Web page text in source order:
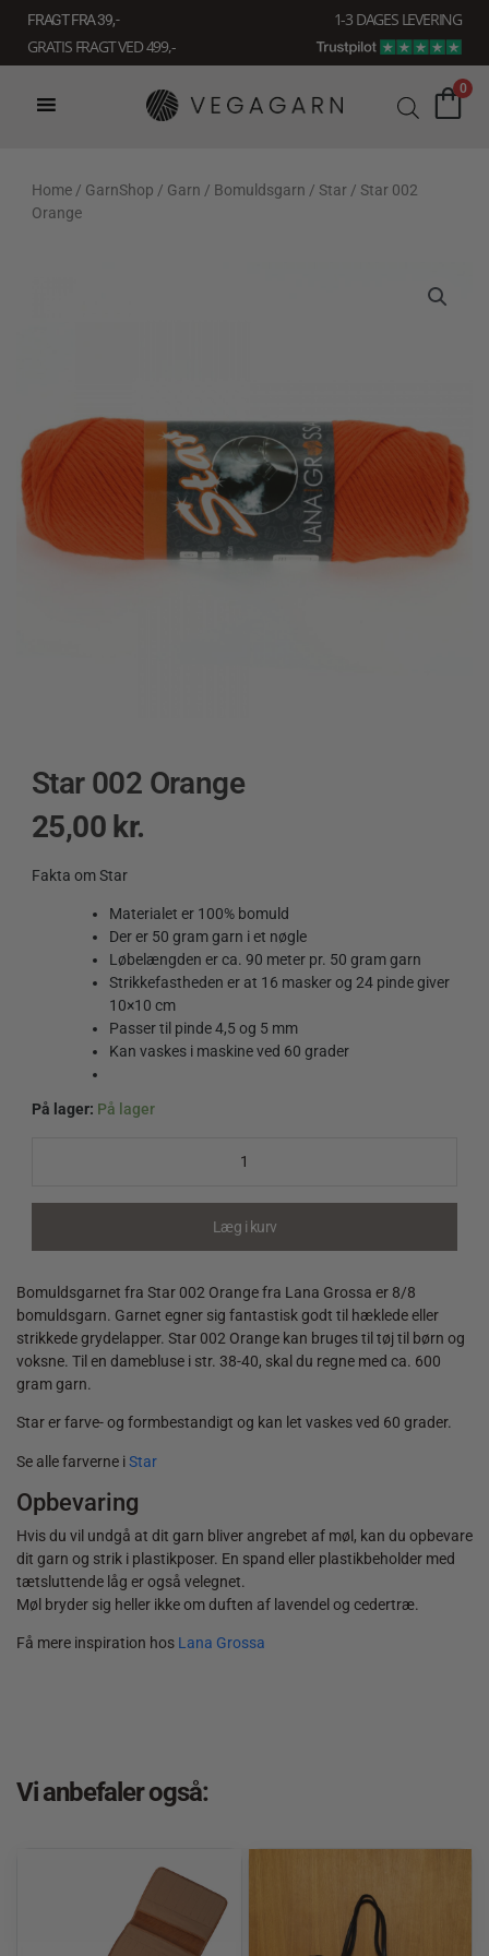
indholdet
FRAGT FRA 39, -
1-3 DAGES LEVERING
GRATIS FRAGT VED 499,-
0
Home / GarnShop / Garn / Bomuldsgarn / Star / Star 002
Orange
Star 002 Orange
25,00 kr.
Fakta om Star
Materialet er 100% bomuld
Der er 50 gram garn i et nøgle
Løbelængden er ca. 90 meter pr. 50 gram garn
Strikkefastheden er at 16 masker og 24 pinde giver
10×10 cm
Passer til pinde 4,5 og 5 mm
Kan vaskes i maskine ved 60 grader
På lager: På lager
Læg i kurv
Bomuldsgarnet fra Star 002 Orange fra Lana Grossa er 8/8
bomuldsgarn. Garnet egner sig fantastisk godt til hæklede eller
strikkede grydelapper. Star 002 Orange kan bruges til tøj til børn og
voksne. Til en damebluse i str. 38-40, skal du regne med ca. 600
gram garn.
Star er farve- og formbestandigt og kan let vaskes ved 60 grader.
Se alle farverne iStar
Opbevaring
Hvis du vil undgå at dit garn bliver angrebet af møl, kan du opbevare
dit garn og strik i plastikposer. En spand eller plastikbeholder med
tætsluttende låg er også velegnet.
Møl bryder sig heller ikke om duften af lavendel og cedertræ.
Få mere inspiration hos Lana Grossa
Vi anbefaler også: